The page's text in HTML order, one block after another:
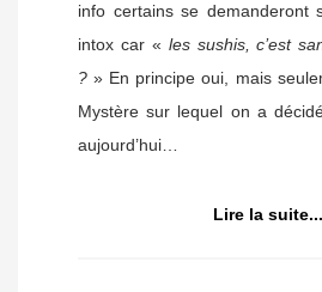
info certains se demanderont
intox car « les sushis, c’est
? » En principe oui, mais
Mystère sur lequel on a
aujourd’hui…
Lire la suite...